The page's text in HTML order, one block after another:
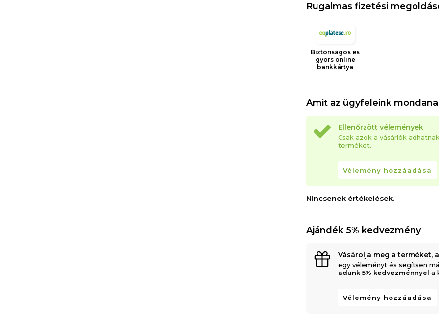
Rugalmas fizetési
Biztonságos és
gyors online
bankkártya
Amit az ügyfeleink
Ellenőrzött vélemények
Csak azok a vásárlók
terméket.
Vélemény hozzáadása
Nincsenek értékelések.
Ajándék 5% kedvezmény
Vásárolja meg a terméket,
egy véleményt és segítsen
adunk 5% kedvezménnyel a
Vélemény hozzáadása